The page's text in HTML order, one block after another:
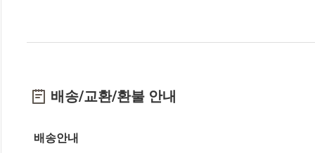
배송/교환/환불 안내
배송안내